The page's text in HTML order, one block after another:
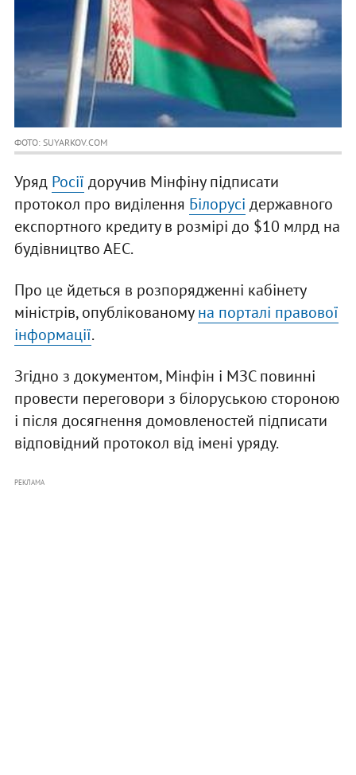
ФОТО: SUYARKOV.COM
Уряд Росії доручив Мінфіну підписати
протокол про виділення Білорусі державного
експортного кредиту в розмірі до $10 млрд на
будівництво АЕС.
Про це йдеться в розпорядженні кабінету
міністрів, опублікованомуна порталі правової
інформації.
Згідно з документом, Мінфін і МЗС повинні
провести переговори з білоруською стороною
і після досягнення домовленостей підписати
відповідний протокол від імені уряду.
РЕКЛАМА